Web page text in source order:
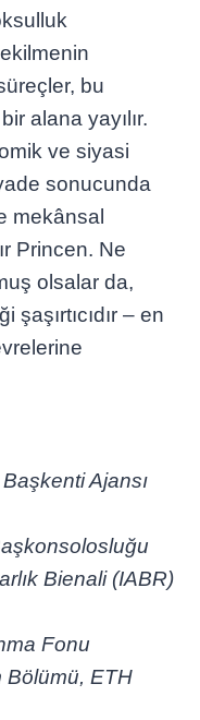
bu
alana yayılır.
ve siyasi
sonucunda
mekânsal
Princen. Ne
olsalar da,
– en
Ajansı
Bienali (IABR)
Fonu
Bölümü, ETH